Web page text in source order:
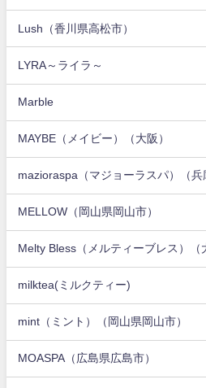
Lush（香川県高松市）
LYRA～ライラ～
Marble
MAYBE（メイビー）（大阪）
mazioraspa（マジョーラスパ）（兵
MELLOW（岡山県岡山市）
Melty Bless（メルティーブレス）（
milktea(ミルクティー)
mint（ミント）（岡山県岡山市）
MOASPA（広島県広島市）